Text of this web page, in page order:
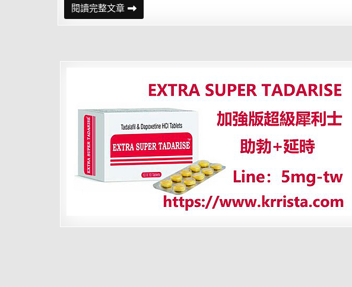
閱讀完整文章輕
松
征
激